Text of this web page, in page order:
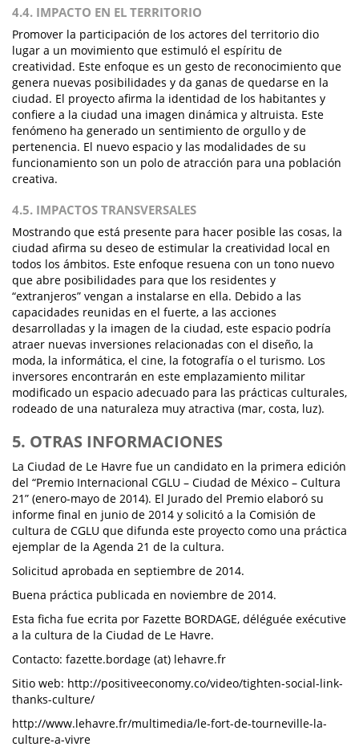
4.4. IMPACTO EN EL TERRITORIO
Promover la participación de los actores del territorio dio
lugar a un movimiento que estimuló el espíritu de
creatividad. Este enfoque es un gesto de reconocimiento que
genera nuevas posibilidades y da ganas de quedarse en la
ciudad. El proyecto afirma la identidad de los habitantes y
confiere a la ciudad una imagen dinámica y altruista. Este
fenómeno ha generado un sentimiento de orgullo y de
pertenencia. El nuevo espacio y las modalidades de su
funcionamiento son un polo de atracción para una población
creativa.
4.5. IMPACTOS TRANSVERSALES
Mostrando que está presente para hacer posible las cosas, la
ciudad afirma su deseo de estimular la creatividad local en
todos los ámbitos. Este enfoque resuena con un tono nuevo
que abre posibilidades para que los residentes y
“extranjeros” vengan a instalarse en ella. Debido a las
capacidades reunidas en el fuerte, a las acciones
desarrolladas y la imagen de la ciudad, este espacio podría
atraer nuevas inversiones relacionadas con el diseño, la
moda, la informática, el cine, la fotografía o el turismo. Los
inversores encontrarán en este emplazamiento militar
modificado un espacio adecuado para las prácticas culturales,
rodeado de una naturaleza muy atractiva (mar, costa, luz).
5. OTRAS INFORMACIONES
La Ciudad de Le Havre fue un candidato en la primera edición
del “Premio Internacional CGLU – Ciudad de México – Cultura
21” (enero-mayo de 2014). El Jurado del Premio elaboró su
informe final en junio de 2014 y solicitó a la Comisión de
cultura de CGLU que difunda este proyecto como una práctica
ejemplar de la Agenda 21 de la cultura.
Solicitud aprobada en septiembre de 2014.
Buena práctica publicada en noviembre de 2014.
Esta ficha fue ecrita por Fazette BORDAGE, déléguée exécutive
a la cultura de la Ciudad de Le Havre.
Contacto: fazette.bordage (at) lehavre.fr
Sitio web: http://positiveeconomy.co/video/tighten-social-link-
thanks-culture/
http://www.lehavre.fr/multimedia/le-fort-de-tourneville-la-
culture-a-vivre